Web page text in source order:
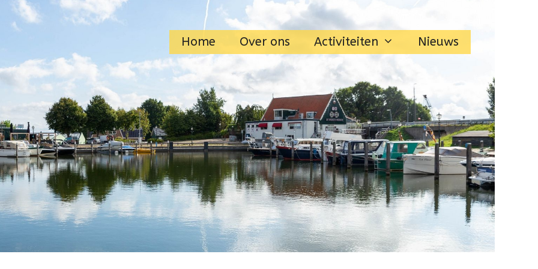
Home Over ons Activiteiten Nieuws